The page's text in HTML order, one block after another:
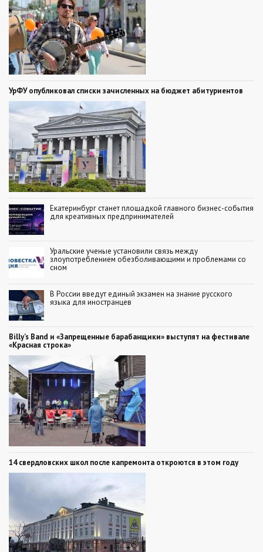
УрФУ опубликовал списки зачисленных на бюджет абитуриентов
Екатеринбург станет площадкой главного бизнес-события
для креативных предпринимателей
Уральские ученые установили связь между
злоупотреблением обезболивающими и проблемами со
сном
В России введут единый экзамен на знание русского
языка для иностранцев
Billy’s Band и «Запрещенные барабанщики» выступят на фестивале
«Красная строка»
14 свердловских школ после капремонта откроются в этом году